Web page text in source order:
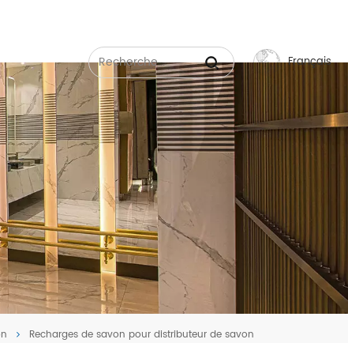
Français
English
Русский
Español
中文
Recharges de savon pour distributeur de savon